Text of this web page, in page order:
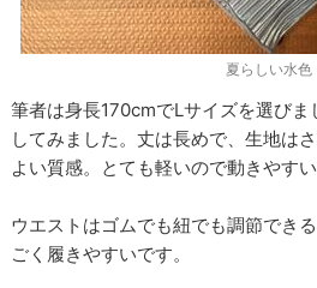
夏らしい水色
筆者は身長170cmでLサイズを選び
してみました。丈は長めで、生地は
よい質感。とても軽いので動きやすい
ウエストはゴムでも紐でも調節でき
ごく履きやすいです。